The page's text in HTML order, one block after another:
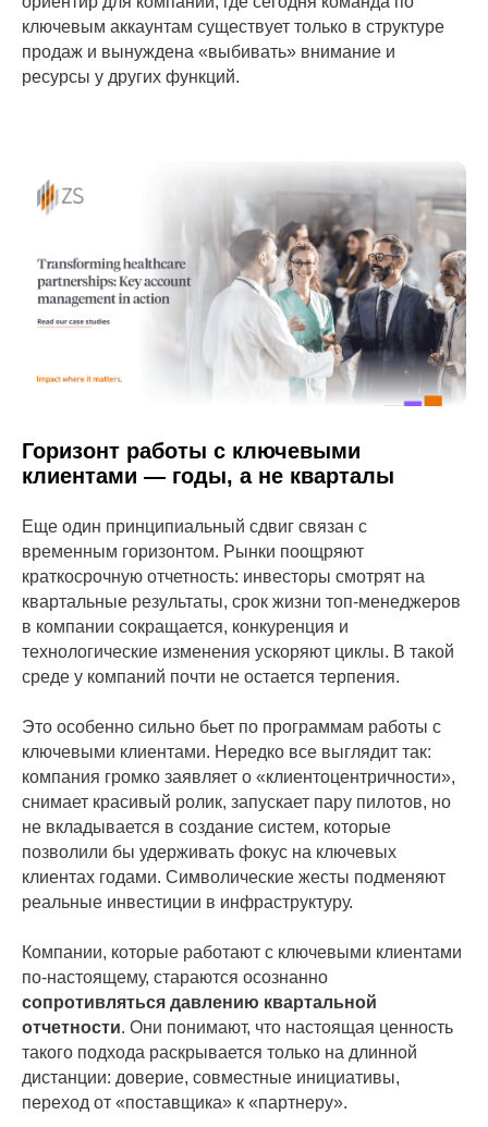
ключевым аккаунтам существует только в структуре
продаж и вынуждена «выбивать» внимание и
ресурсы у других функций.
Горизонт работы с ключевыми
клиентами — годы, а не кварталы
Еще один принципиальный сдвиг связан с
временным горизонтом. Рынки поощряют
краткосрочную отчетность: инвесторы смотрят на
квартальные результаты, срок жизни топ-менеджеров
в компании сокращается, конкуренция и
технологические изменения ускоряют циклы. В такой
среде у компаний почти не остается терпения.
Это особенно сильно бьет по программам работы с
ключевыми клиентами. Нередко все выглядит так:
компания громко заявляет о «клиентоцентричности»,
снимает красивый ролик, запускает пару пилотов, но
не вкладывается в создание систем, которые
позволили бы удерживать фокус на ключевых
клиентах годами. Символические жесты подменяют
реальные инвестиции в инфраструктуру.
Компании, которые работают с ключевыми клиентами
по-настоящему, стараются осознанно
сопротивляться давлению квартальной
отчетности. Они понимают, что настоящая ценность
такого подхода раскрывается только на длинной
дистанции: доверие, совместные инициативы,
переход от «поставщика» к «партнеру».